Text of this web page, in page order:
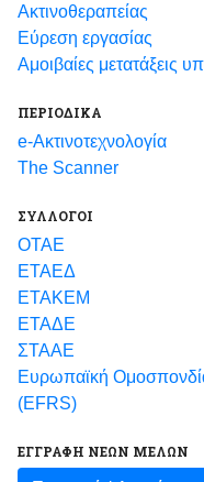
Ακτινοθεραπείας
Εύρεση εργασίας
Αμοιβαίες μετατάξεις
ΠΕΡΙΟΔΙΚΑ
e-Ακτινοτεχνολογία
The Scanner
ΣΥΛΛΟΓΟΙ
ΟΤΑΕ
ΕΤΑΕΔ
ΕΤΑΚΕΜ
ΕΤΑΔΕ
ΣΤΑΑΕ
Ευρωπαϊκή
(EFRS)
ΕΓΓΡΑΦΗ ΝΕΩΝ ΜΕΛΩΝ